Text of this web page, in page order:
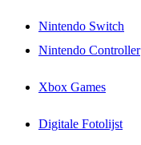
Nintendo Switch
Nintendo Controller
Xbox Games
Digitale Fotolijst